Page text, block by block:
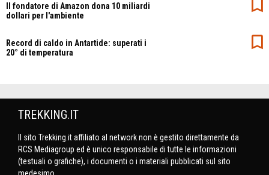
Il fondatore di Amazon dona 10 miliardi
dollari per l'ambiente
Record di caldo in Antartide: superati i
20° di temperatura
TREKKING.IT
Il sito Trekking.it affiliato al network non è gestito direttamente da
RCS Mediagroup ed è unico responsabile di tutte le informazioni
(testuali o grafiche), i documenti o i materiali pubblicati sul sito
medesimo